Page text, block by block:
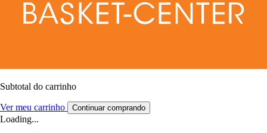
Subtotal do carrinho
Ver meu carrinho Continuar comprando
Loading...